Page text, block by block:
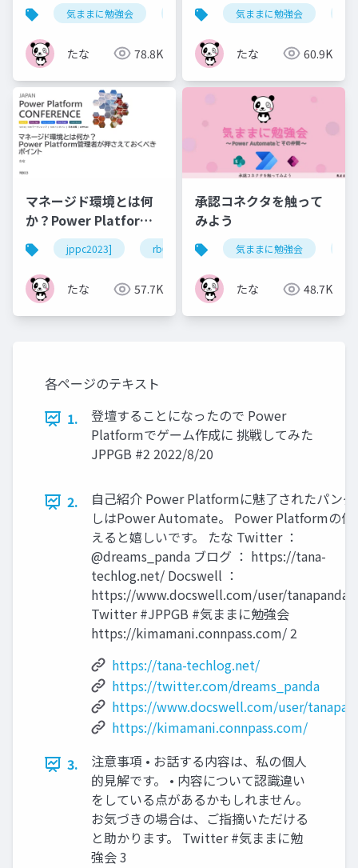
気ままに勉強会 powerautomate sharepoint
たな 78.8K
気ままに勉強会
たな 60.9K
マネージド環境とは何
か？Power Platform
管理者が押さえておく
べきポイント
jppc2023] rb03 powerplatform
たな 57.7K
承認コネクタを触って
みよう
気ままに勉強会
たな 48.7K
各ページのテキスト
1.
登壇することになったので Power
Platformでゲーム作成に 挑戦してみた
JPPGB #2 2022/8/20
2.
自己紹介 Power Platformに魅了されたパン
しはPower Automate。 Power Platformの仲
えると嬉しいです。 たな Twitter ：
@dreams_panda ブログ ： https://tana-
techlog.net/ Docswell ：
https://www.docswell.com/user/
Twitter #JPPGB #気ままに勉強会
https://kimamani.connpass.com/ 2
https://tana-techlog.net/
https://twitter.com/dreams_panda
https://www.docswell.com/user/
https://kimamani.connpass.com/
3.
注意事項 • お話する内容は、私の個人
的見解です。 • 内容について認識違い
をしている点があるかもしれません。
お気づきの場合は、ご指摘いただける
と助かります。 Twitter #気ままに勉
強会 3